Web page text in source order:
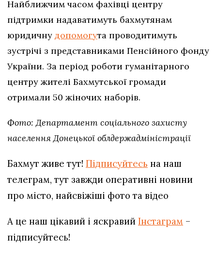
Найближчим часом фахівці центру
підтримки надаватимуть бахмутянам
юридичну допомогута проводитимуть
зустрічі з представниками Пенсійного фонду
України. За період роботи гуманітарного
центру жителі Бахмутської громади
отримали 50 жіночих наборів.
Фото: Департамент соціального захисту
населення Донецької облдержадміністрації
Бахмут живе тут! Підписуйтесь на наш
телеграм, тут завжди оперативні новини
про місто, найсвіжіші фото та відео
А це наш цікавий і яскравий Інстаграм –
підписуйтесь!